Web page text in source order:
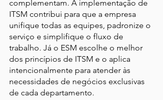
complementam. A implementação de
ITSM contribui para que a empresa
unifique todas as equipes, padronize o
serviço e simplifique o fluxo de
trabalho. Já o ESM escolhe o melhor
dos princípios de ITSM e o aplica
intencionalmente para atender às
necessidades de negócios exclusivas
de cada departamento.